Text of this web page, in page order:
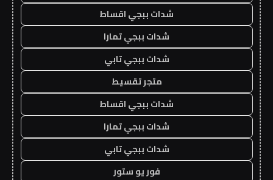
شدات ببجي اقساط
شدات ببجي تمارا
شدات ببجي تابي
متجر تقسيط
شدات ببجي اقساط
شدات ببجي تمارا
شدات ببجي تابي
فور يو ستور